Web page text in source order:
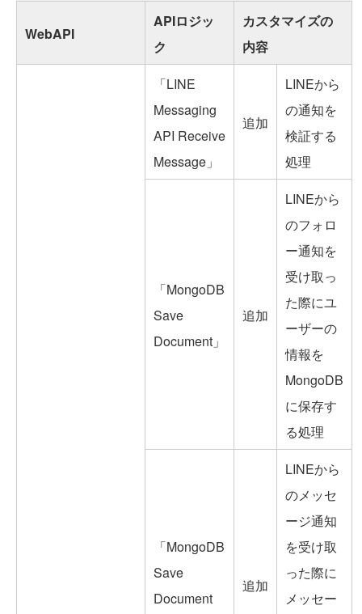
WebAPI
APIロジッ
ク
カスタマイズの
内容
「LINE
Messaging
API Receive
Message」
追加
LINEから
の通知を
検証する
処理
「MongoDB
Save
Document」
追加
LINEから
のフォロ
ー通知を
受け取っ
た際にユ
ーザーの
情報を
MongoDB
に保存す
る処理
「MongoDB
Save
Document
追加
LINEから
のメッセ
ージ通知
を受け取
った際に
メッセー